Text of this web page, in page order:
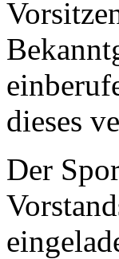
dieses
Der